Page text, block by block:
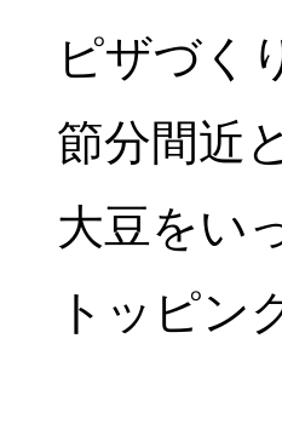
ピザづく
節分間近
大豆をい
トッピン